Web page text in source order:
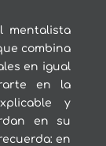
mentalista
combina
en igual
en la
y
en su
en